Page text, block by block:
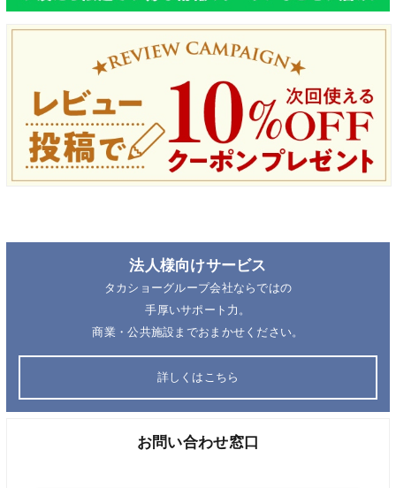
法人様向けサービス
タカショーグループ会社ならではの
手厚いサポート力。
商業・公共施設までおまかせください。
詳しくはこちら
お問い合わせ窓口